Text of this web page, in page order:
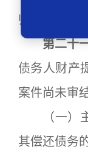
归入债务人
第二十
债务人财产
案件尚未审
（一）主
其偿还债务的